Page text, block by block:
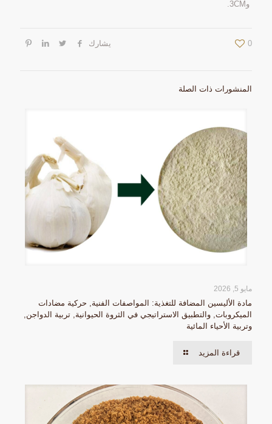
و3CM.
يشارك 0
المنشورات ذات الصلة
مايو 5, 2026
مادة الأليسين المضافة للتغذية: المواصفات الفنية, حركية مضادات
الميكروبات, والتطبيق الاستراتيجي في الثروة الحيوانية, تربية الدواجن,
وتربية الأحياء المائية
قراءة المزيد